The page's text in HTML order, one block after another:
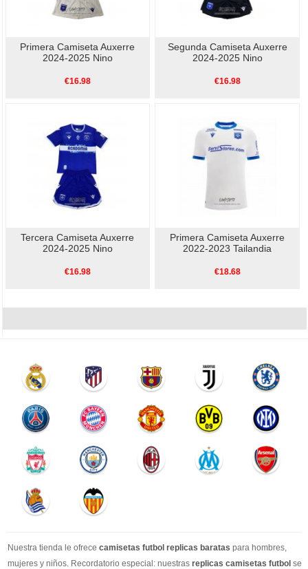
Primera Camiseta Auxerre
2024-2025 Nino
€16.98
Segunda Camiseta Auxerre
2024-2025 Nino
€16.98
Tercera Camiseta Auxerre
2024-2025 Nino
€16.98
Primera Camiseta Auxerre
2022-2023 Tailandia
€18.68
Nuestra tienda le ofrece camisetas futbol replicas baratas para hombres,
mujeres y niños. Recordatorio especial: nuestras replicas camisetas futbol se